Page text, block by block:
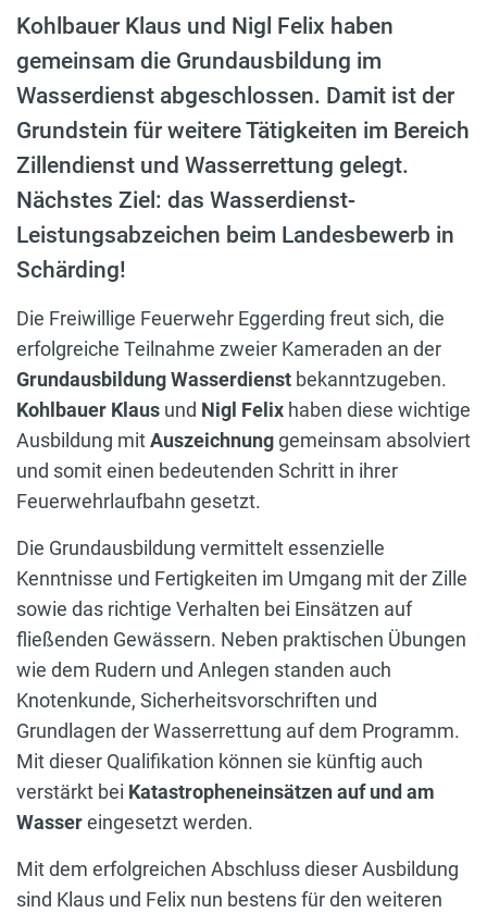
Kohlbauer Klaus und Nigl Felix haben
gemeinsam die Grundausbildung im
Wasserdienst abgeschlossen. Damit ist der
Grundstein für weitere Tätigkeiten im Bereich
Zillendienst und Wasserrettung gelegt.
Nächstes Ziel: das Wasserdienst-
Leistungsabzeichen beim Landesbewerb in
Schärding!
Die Freiwillige Feuerwehr Eggerding freut sich, die
erfolgreiche Teilnahme zweier Kameraden an der
Grundausbildung Wasserdienst bekanntzugeben.
Kohlbauer Klaus und Nigl Felix haben diese wichtige
Ausbildung mitAuszeichnunggemeinsam absolviert
und somit einen bedeutenden Schritt in ihrer
Feuerwehrlaufbahn gesetzt.
Die Grundausbildung vermittelt essenzielle
Kenntnisse und Fertigkeiten im Umgang mit der Zille
sowie das richtige Verhalten bei Einsätzen auf
fließenden Gewässern. Neben praktischen Übungen
wie dem Rudern und Anlegen standen auch
Knotenkunde, Sicherheitsvorschriften und
Grundlagen der Wasserrettung auf dem Programm.
Mit dieser Qualifikation können sie künftig auch
verstärkt bei Katastropheneinsätzen auf und am
Wassereingesetzt werden.
Mit dem erfolgreichen Abschluss dieser Ausbildung
sind Klaus und Felix nun bestens für den weiteren